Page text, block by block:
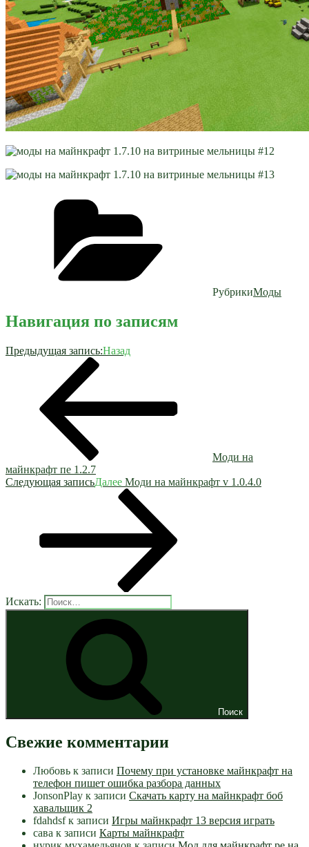
РубрикиМоды
Навигация по записям
Предыдущая запись:Назад
Моди на
майнкрафт пе 1.2.7
Следующая записьДалее Моди на майнкрафт v 1.0.4.0
Искать:
Поиск
Свежие комментарии
Любовь к записи Почему при установке майнкрафт на
телефон пишет ошибка разбора данных
JonsonPlay к записи Скачать карту на майнкрафт боб
хавальщик 2
fdahdsfк записи Игры майнкрафт 13 версия играть
сава к записи Карты майнкрафт